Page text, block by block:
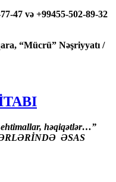
47 və +99455-502-89-32
“Mücrü” Nəşriyyatı /
həqiqətlər…”
ƏSAS